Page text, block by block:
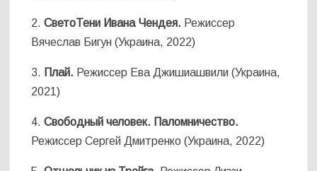
2.СветоТени Ивана Чендея. Режиссер
Вячеслав Бигун (Украина, 2022)
3. Плай. Режиссер Ева Джишиашвили (Украина,
2021)
4.Свободный человек. Паломничество.
Режиссер Сергей Дмитренко (Украина, 2022)